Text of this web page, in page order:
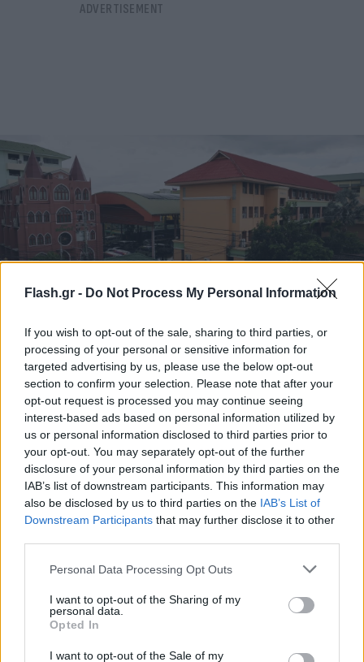
Flash.gr - Do Not Process My Personal Information
If you wish to opt-out of the sale, sharing to third parties, or
processing of your personal or sensitive information for
targeted advertising by us, please use the below opt-out
section to confirm your selection. Please note that after your
opt-out request is processed you may continue seeing
interest-based ads based on personal information utilized by
us or personal information disclosed to third parties prior to
your opt-out. You may separately opt-out of the further
disclosure of your personal information by third parties on the
IAB’s list of downstream participants. This information may
also be disclosed by us to third parties on the IAB’s List of
Downstream Participants that may further disclose it to other
Please note that this website/app uses one or more Google
not limited to your visit or usage behaviour. You may click to
grant or deny consent to Google and its third-party tags to
use your data for below specified purposes in below Google
consent section.
Personal Data Processing Opt Outs
I want to opt-out of the Sharing of my
personal data.
Opted In
I want to opt-out of the Sale of my
Ταϊλάνδη: Το χρονικό του μακελειού - Μαθητής
σκότωσε τους παππούδες του πριν ανοίξει πυρ
στο σχολείο
07.08.2026